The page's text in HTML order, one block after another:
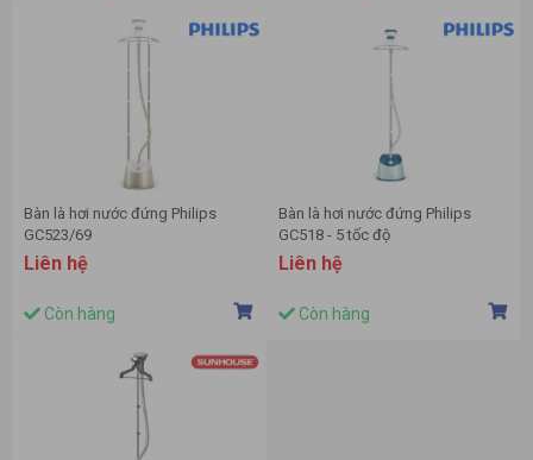
Bàn là hơi nước đứng Philips
GC523/69
Liên hệ
Còn hàng
Bàn là hơi nước đứng Philips
GC518 - 5 tốc độ
Liên hệ
Còn hàng